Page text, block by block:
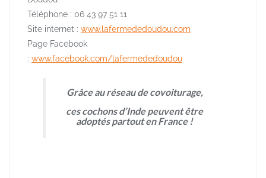
Téléphone : 06 43 97 51 11
Site internet : www.lafermededoudou.com
Page Facebook
: www.facebook.com/lafermededoudou
Grâce au réseau de covoiturage,
ces cochons d’Inde peuvent être
adoptés partout en France !